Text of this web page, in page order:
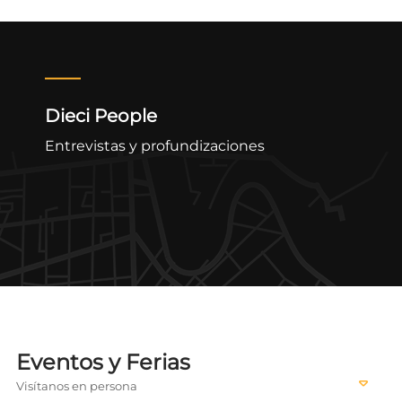
Dieci People
Entrevistas y profundizaciones
Eventos y Ferias
Visítanos en persona